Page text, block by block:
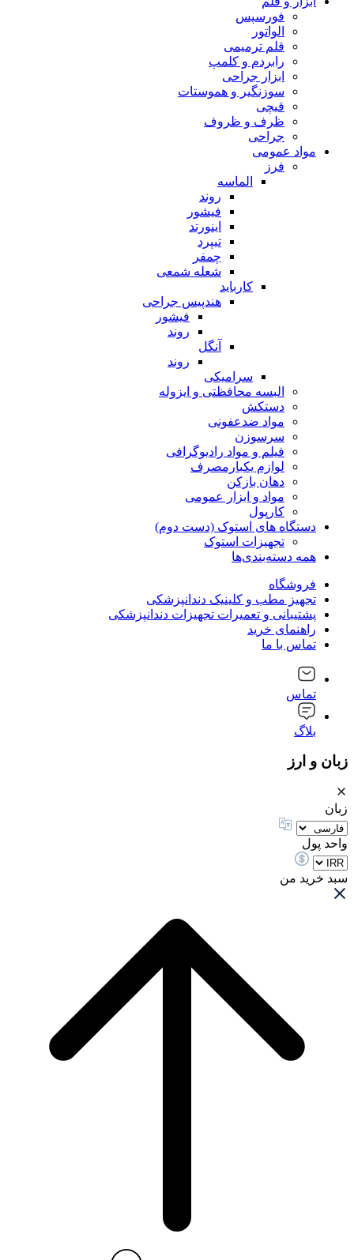
فورسپس
الواتور
قلم ترمیمی
رابردم و کلمپ
ابزار جراحی
سوزنگیر و هموستات
قیچی
ظرف و ظروف
جراحی
مواد عمومی
فرز
الماسه
روند
فیشور
اینورتد
تیپرد
چمفر
شعله شمعی
کارباید
هندپیس جراحی
فیشور
روند
آنگل
روند
سرامیکی
البسه محافظتی و ایزوله
دستکش
مواد ضدعفونی
سرسوزن
فیلم و مواد رادیوگرافی
لوازم یکبارمصرف
دهان بازکن
مواد و ابزار عمومی
کارپول
دستگاه های استوک (دست دوم)
تجهیزات استوک
همه دسته‌بندی‌ها
فروشگاه
تجهیز مطب و کلینیک دندانپزشکی
پشتیبانی و تعمیرات تجهیزات دندانپزشکی
راهنمای خرید
تماس با ما
تماس
بلاگ
زبان و ارز
زبان
واحد پول
سبد خرید من